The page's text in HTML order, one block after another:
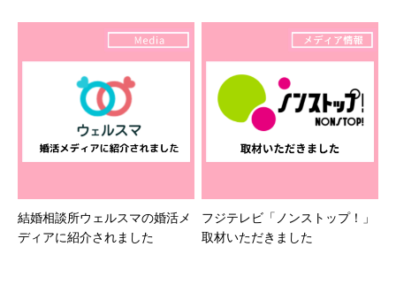
結婚相談所ウェルスマの婚活メ
ディアに紹介されました
フジテレビ「ノンストップ！」
取材いただきました